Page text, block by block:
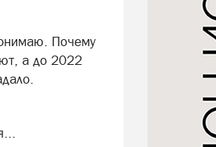
Почему
а до 2022